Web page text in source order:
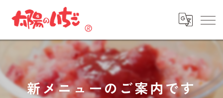
新メニューのご案内です